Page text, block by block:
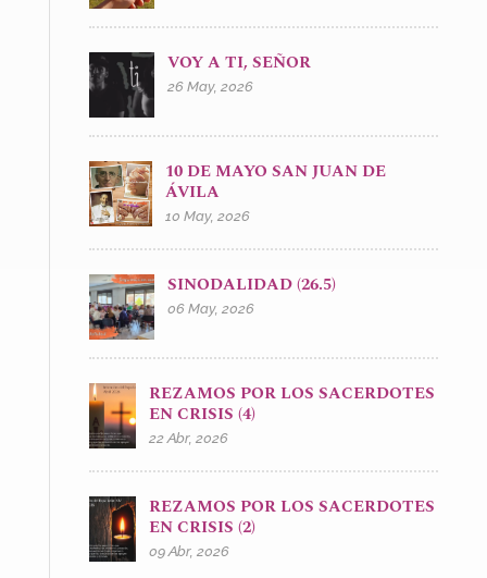
VOY A TI, SEÑOR
26 May, 2026
10 DE MAYO SAN JUAN DE
ÁVILA
10 May, 2026
SINODALIDAD (26.5)
06 May, 2026
REZAMOS POR LOS SACERDOTES
EN CRISIS (4)
22 Abr, 2026
REZAMOS POR LOS SACERDOTES
EN CRISIS (2)
09 Abr, 2026